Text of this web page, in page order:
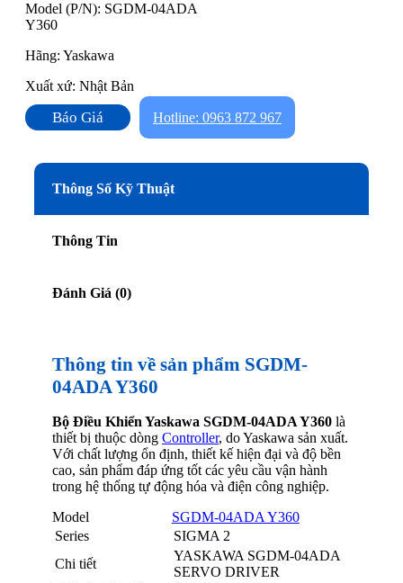
Model (P/N): SGDM-04ADA
Y360
Hãng: Yaskawa
Xuất xứ: Nhật Bản
Báo Giá Hotline: 0963 872 967
Thông Số Kỹ Thuật
Thông Tin
Đánh Giá (0)
Thông tin về sản phẩm SGDM-
04ADA Y360
Bộ Điều Khiển Yaskawa SGDM-04ADA Y360 là
thiết bị thuộc dòng Controller, do Yaskawa sản xuất.
Với chất lượng ổn định, thiết kế hiện đại và độ bền
cao, sản phẩm đáp ứng tốt các yêu cầu vận hành
trong hệ thống tự động hóa và điện công nghiệp.
Model
SGDM-04ADA Y360
Series
SIGMA 2
Chi tiết
YASKAWA SGDM-04ADA
SERVO DRIVER